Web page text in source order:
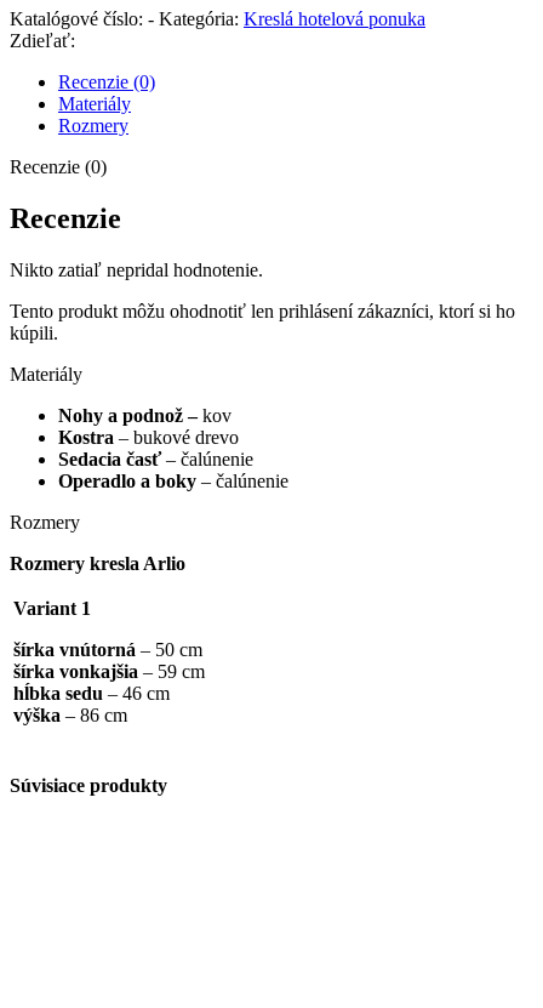
Katalógové číslo: - Kategória: Kreslá hotelová ponuka
Zdieľať:
Recenzie (0)
Materiály
Rozmery
Recenzie (0)
Recenzie
Nikto zatiaľ nepridal hodnotenie.
Tento produkt môžu ohodnotiť len prihlásení zákazníci, ktorí si ho
kúpili.
Materiály
Nohy a podnož –kov
Kostra – bukové drevo
Sedacia časť– čalúnenie
Operadlo a boky – čalúnenie
Rozmery
Rozmery kresla Arlio
Variant 1
šírka vnútorná – 50 cm
šírka vonkajšia – 59 cm
hĺbka sedu – 46 cm
výška – 86 cm
Súvisiace produkty